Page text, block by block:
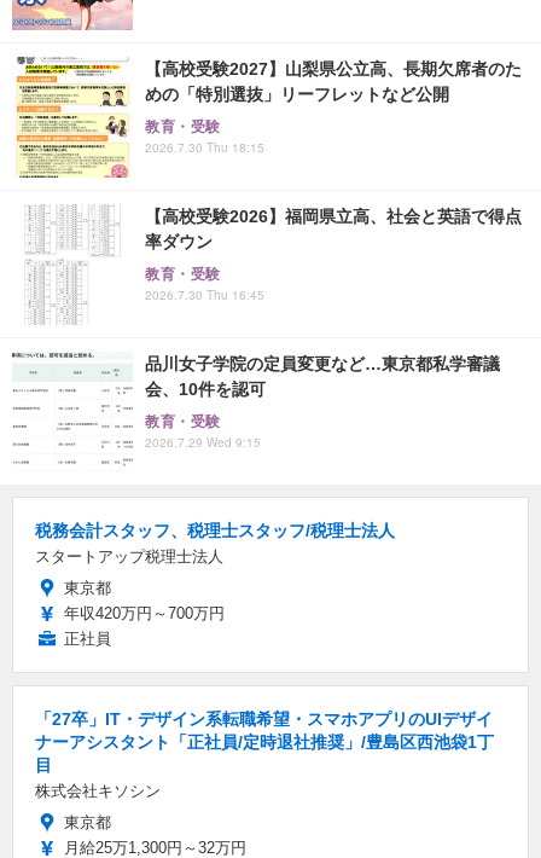
【高校受験2027】山梨県公立高、長期欠席者のた
めの「特別選抜」リーフレットなど公開
教育・受験
2026.7.30 Thu 18:15
【高校受験2026】福岡県立高、社会と英語で得点
率ダウン
教育・受験
2026.7.30 Thu 16:45
品川女子学院の定員変更など…東京都私学審議
会、10件を認可
教育・受験
2026.7.29 Wed 9:15
税務会計スタッフ、税理士スタッフ/税理士法人
スタートアップ税理士法人
東京都
年収420万円～700万円
正社員
「27卒」IT・デザイン系転職希望・スマホアプリのUIデザイ
ナーアシスタント「正社員/定時退社推奨」/豊島区西池袋1丁
目
株式会社キソシン
東京都
月給25万1,300円～32万円